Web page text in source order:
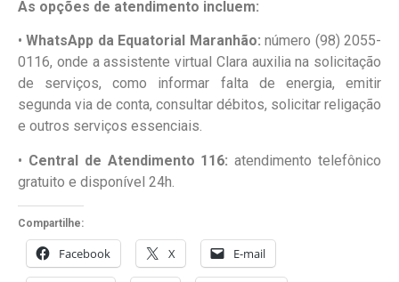
As opções de atendimento incluem:
•WhatsApp da Equatorial Maranhão: número (98) 2055-
0116, onde a assistente virtual Clara auxilia na solicitação
de serviços, como informar falta de energia, emitir
segunda via de conta, consultar débitos, solicitar religação
e outros serviços essenciais.
• Central de Atendimento 116: atendimento telefônico
gratuito e disponível 24h.
Compartilhe:
Facebook X E-mail